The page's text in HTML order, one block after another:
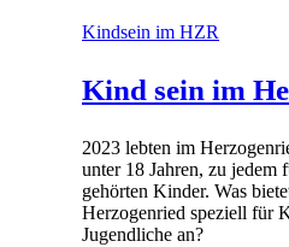
Kindsein im HZR
Kind sein im
2023 lebten im
unter 18 Jahren, zu jedem
gehörten Kinder. Was
Herzogenried speziell für
Jugendliche an?